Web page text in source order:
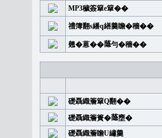
MP3穢簽簞e簞��
禮簿翻s繙q繕羹瞻�穡��
翹�蒽��𦻕勻�穡��
礎聶織簷簞Q翻��
礎聶織簷簣�𦻕壅�
礎聶織簷瞻U繡羹